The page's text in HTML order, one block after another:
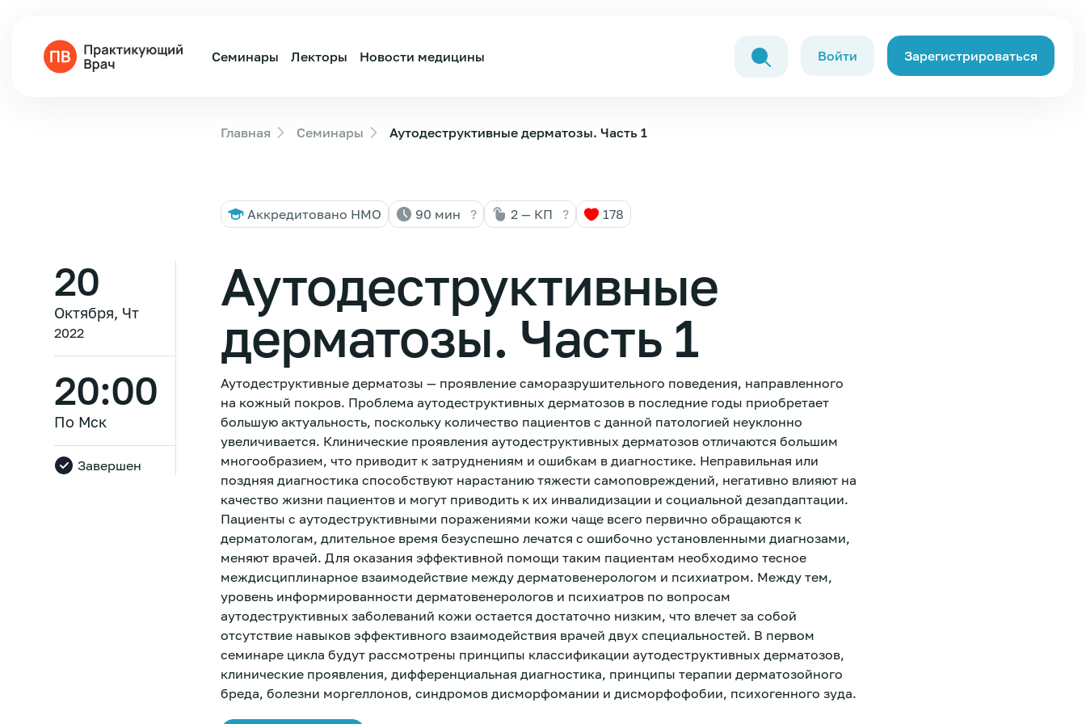
Семинары Лекторы Новости медицины Войти Зарегистрироваться
Главная Семинары Аутодеструктивные дерматозы. Часть 1
Аккредитовано НМО 90 мин ? 2 — КП ? 178
20
Октября, Чт
2022
20:00
По Мск
Завершен
Аутодеструктивные
дерматозы. Часть 1
Аутодеструктивные дерматозы — проявление саморазрушительного поведения, направленного
на кожный покров. Проблема аутодеструктивных дерматозов в последние годы приобретает
большую актуальность, поскольку количество пациентов с данной патологией неуклонно
увеличивается. Клинические проявления аутодеструктивных дерматозов отличаются большим
многообразием, что приводит к затруднениям и ошибкам в диагностике. Неправильная или
поздняя диагностика способствуют нарастанию тяжести самоповреждений, негативно влияют на
качество жизни пациентов и могут приводить к их инвалидизации и социальной дезапдаптации.
Пациенты с аутодеструктивными поражениями кожи чаще всего первично обращаются к
дерматологам, длительное время безуспешно лечатся с ошибочно установленными диагнозами,
меняют врачей. Для оказания эффективной помощи таким пациентам необходимо тесное
междисциплинарное взаимодействие между дерматовенерологом и психиатром. Между тем,
уровень информированности дерматовенерологов и психиатров по вопросам
аутодеструктивных заболеваний кожи остается достаточно низким, что влечет за собой
отсутствие навыков эффективного взаимодействия врачей двух специальностей. В первом
семинаре цикла будут рассмотрены принципы классификации аутодеструктивных дерматозов,
клинические проявления, дифференциальная диагностика, принципы терапии дерматозойного
бреда, болезни моргеллонов, синдромов дисморфомании и дисморфофобии, психогенного зуда.